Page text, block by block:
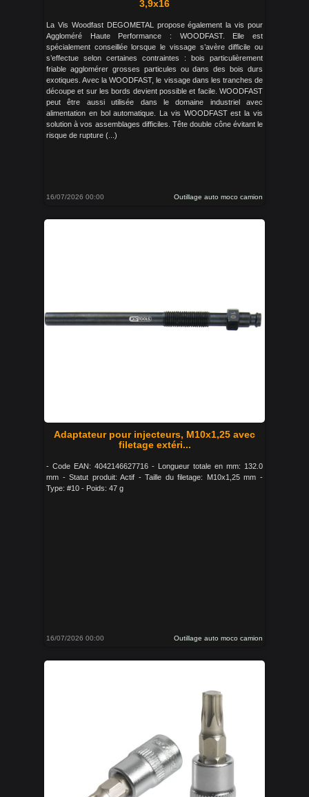
3,9x16
La Vis Woodfast DEGOMETAL propose également la vis pour
Aggloméré Haute Performance : WOODFAST. Elle est
spécialement conseillée lorsque le vissage s’avère difficile ou
s’effectue selon certaines contraintes : bois particulièrement
friable agglomérer grosses particules ou dans des bois durs
exotiques. Avec la WOODFAST, le vissage dans les tranches de
découpe et sur les bords devient possible et facile. WOODFAST
peut être aussi utilisée dans le domaine industriel avec
alimentation en bol automatique. La vis WOODFAST est la vis
solution à vos assemblages difficiles. Tête double cône évitant le
risque de rupture (...)
16/07/2026 00:00 Outillage auto moco camion
Adaptateur pour injecteurs, M10x1,25 avec
filetage extéri...
- Code EAN: 4042146627716 - Longueur totale en mm: 132.0
mm - Statut produit: Actif - Taille du filetage: M10x1,25 mm -
Type: #10 - Poids: 47 g
16/07/2026 00:00 Outillage auto moco camion